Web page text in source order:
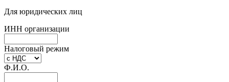
Для юридических лиц
ИНН организации
Налоговый режим
Ф.И.О.